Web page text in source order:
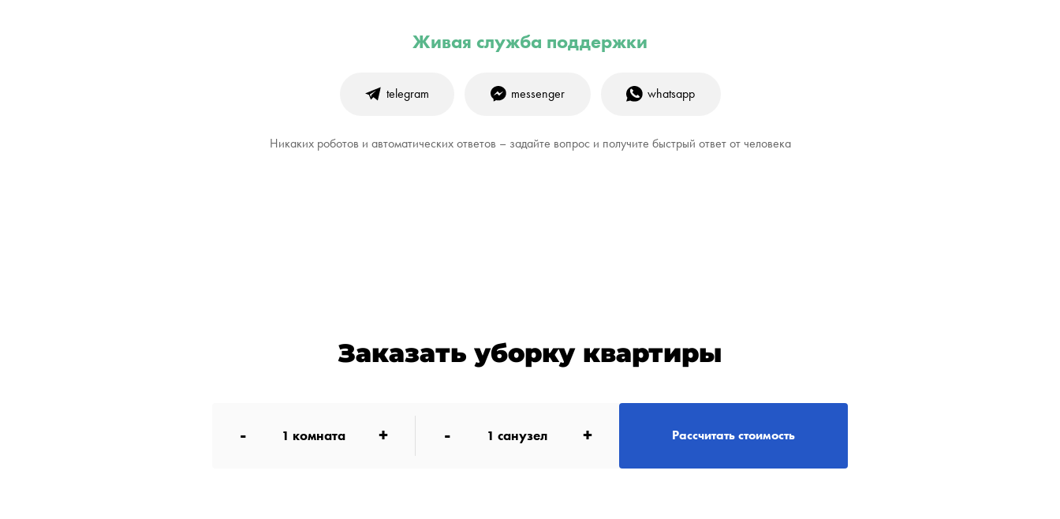
Живая служба поддержки
telegram messenger whatsapp
Никаких роботов и автоматических ответов – задайте вопрос и получите быстрый ответ от человека
Заказать уборку квартиры
- 1 комната + - 1 санузел + Рассчитать стоимость